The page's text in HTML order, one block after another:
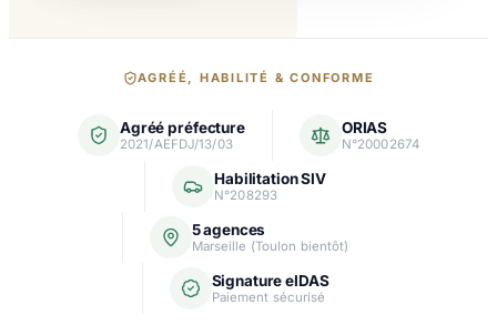
AGRÉÉ, HABILITÉ & CONFORME
Agréé préfecture
2021/AEFDJ/13/03
ORIAS
N°20002674
Habilitation SIV
N°208293
5 agences
Marseille (Toulon bientôt)
Signature eIDAS
Paiement sécurisé